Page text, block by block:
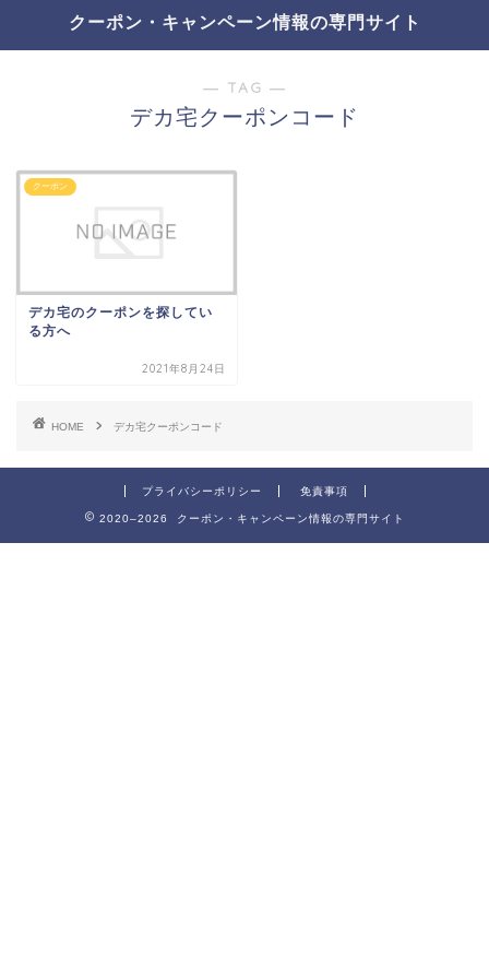
クーポン・キャンペーン情報の専門サイト
― TAG ―
デカ宅クーポンコード
クーポン
デカ宅のクーポンを探してい
る方へ
2021年8月24日
HOME デカ宅クーポンコード
プライバシーポリシー 免責事項
2020–2026 クーポン・キャンペーン情報の専門サイト